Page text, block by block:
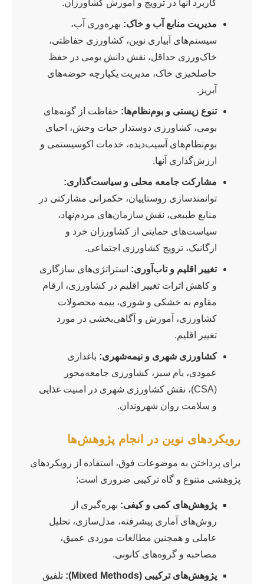
کاربرد آنها در ترویج و آموزش کشاورزان.
مدیریت منابع آب و خاک: بهره‌وری آب،
سیستم‌های آبیاری نوین، کشاورزی حفاظتی،
خاک‌ورزی حداقل، نقش دانش بومی در حفظ
حاصلخیزی خاک، مدیریت یکپارچه حوضه‌های
آبریز.
تنوع زیستی و بوم‌نظام‌ها: حفاظت از گونه‌های
بومی، کشاورزی دوستدار حیات وحش، احیای
بوم‌نظام‌های آسیب‌دیده، خدمات اکوسیستمی و
ارزش‌گذاری آنها.
مشارکت جامعه محلی و سیاست‌گذاری:
توانمندسازی روستاییان، حکمرانی مشارکتی در
منابع طبیعی، نقش سازمان‌های مردم‌نهاد،
سیاست‌های حمایتی از کشاورزان خرد و
ارگانیک، ترویج کشاورزی اجتماعی.
تغییر اقلیم و تاب‌آوری: استراتژی‌های سازگاری
و کاهش اثرات تغییر اقلیم در کشاورزی، ارقام
مقاوم به خشکی و شوری، بیمه محصولات
کشاورزی، آموزش و آگاهی‌بخشی در مورد
تغییر اقلیم.
کشاورزی شهری و نیمه‌شهری: باغداری
عمودی، بام سبز، کشاورزی جامعه‌محور
(CSA)، نقش کشاورزی شهری در امنیت غذایی
و سلامت روان شهروندان.
رویکردهای نوین در انجام پژوهش‌ها
برای پرداختن به موضوعات فوق، استفاده از رویکردهای
پژوهشی متنوع و گاه ترکیبی ضروری است:
پژوهش‌های کمی و کیفی: بهره‌گیری از
روش‌های آماری پیشرفته، مدل‌سازی، تحلیل
عاملی و همچنین مطالعات موردی عمیق،
مصاحبه و گروه‌های کانونی.
پژوهش‌های ترکیبی (Mixed Methods): تلفیق